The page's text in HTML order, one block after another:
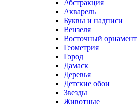
Абстракция
Акварель
Буквы и надписи
Вензеля
Восточный орнамент
Геометрия
Город
Дамаск
Деревья
Детские обои
Звезды
Животные